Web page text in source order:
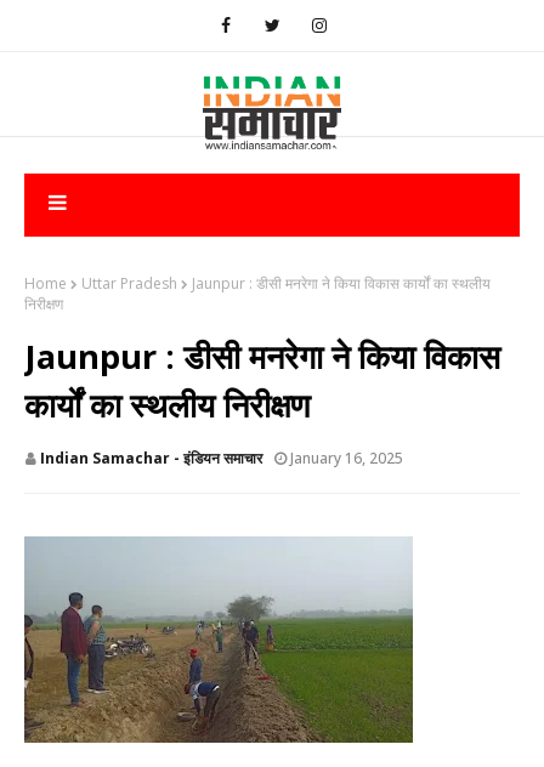
Home Uttar Pradesh
Jaunpur : ​डीसी मनरेगा ने किया विकास कार्यों का स्थलीय
निरीक्षण
Jaunpur : ​डीसी मनरेगा ने किया विकास
कार्यों का स्थलीय निरीक्षण
Indian Samachar - इंडियन समाचार January 16, 2025